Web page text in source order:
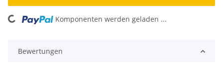
Loading... Komponenten werden geladen ...
Bewertungen